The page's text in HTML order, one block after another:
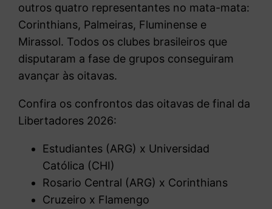
outros quatro representantes no mata-mata:
Corinthians, Palmeiras, Fluminense e
Mirassol. Todos os clubes brasileiros que
disputaram a fase de grupos conseguiram
avançar às oitavas.
Confira os confrontos das oitavas de final da
Libertadores 2026:
Estudiantes (ARG) x Universidad
Católica (CHI)
Rosario Central (ARG) x Corinthians
Cruzeiro x Flamengo